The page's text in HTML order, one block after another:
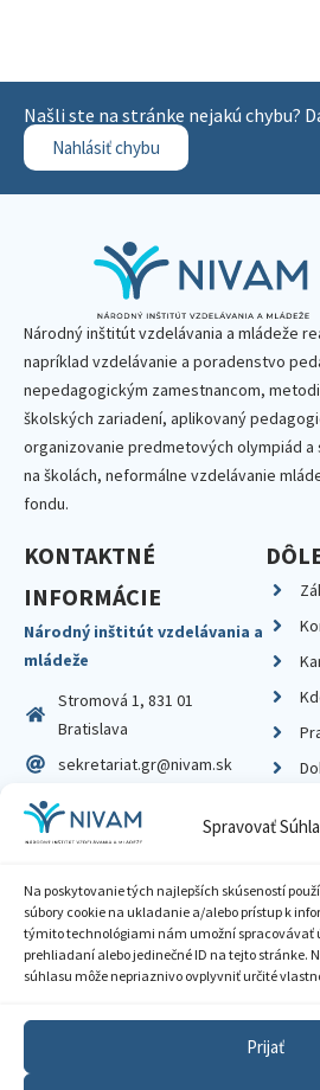
Spravovať
Na poskytovanie tých najlepších skúseností
súbory cookie na ukladanie a/alebo prístup k
týmito technológiami nám umožní spracovávať
prehliadaní alebo jedinečné ID na tejto stránke.
súhlasu môže nepriaznivo ovplyvniť určité
Prijať
Našli ste na stránke nejakú chybu?
Nahlásiť chybu
Národný inštitút vzdelávania a mládeže
napríklad vzdelávanie a poradenstvo
nepedagogickým zamestnancom,
školských zariadení, aplikovaný
organizovanie predmetových olympiád
na školách, neformálne vzdelávanie
fondu.
KONTAKTNÉ
INFORMÁCIE
Národný inštitút vzdelávania a
mládeže
Stromová 1, 831 01
Bratislava
sekretariat.gr@nivam.sk
IČO: 00164348
DIČ: 2020798714
Zásady ochrany
Sprístupnenie